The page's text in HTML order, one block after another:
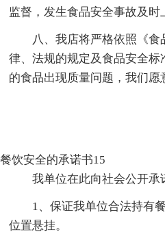
监督，发生食品安全事故及时
八、我店将严格依照《
律、法规的规定及食品安全
的食品出现质量问题，我们愿
餐饮安全的承诺书15
我单位在此向社会公开承
1、保证我单位合法持有
位置悬挂。